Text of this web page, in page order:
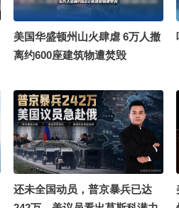
美国华盛顿州山火肆虐 6万人撤
离约600座建筑物遭焚毁
还未全国动员，普京暴兵已达